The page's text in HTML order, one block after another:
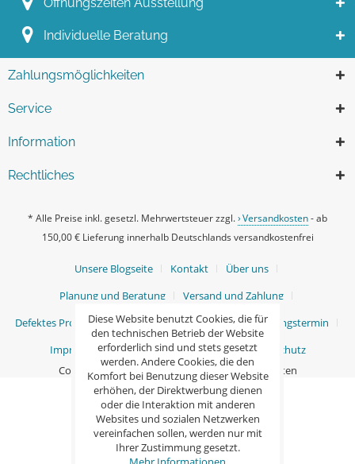
Individuelle Beratung
Zahlungsmöglichkeiten
Service
Information
Rechtliches
* Alle Preise inkl. gesetzl. Mehrwertsteuer zzgl. Versandkosten- ab
150,00 € Lieferung innerhalb Deutschlands versandkostenfrei
Unsere Blogseite Kontakt
Über uns
Planung und Beratung
Versand und Zahlung
Defektes Produkt / Ersatzteile
Ihr persönlicher Beratungstermin
Impressum
AGB Widerrufsrecht
Datenschutz
Copyright © Ganß GmbH - Alle Rechte vorbehalten
Diese Website benutzt Cookies, die für
den technischen Betrieb der Website
erforderlich sind und stets gesetzt
werden. Andere Cookies, die den
Komfort bei Benutzung dieser Website
erhöhen, der Direktwerbung dienen
oder die Interaktion mit anderen
Websites und sozialen Netzwerken
vereinfachen sollen, werden nur mit
Ihrer Zustimmung gesetzt.